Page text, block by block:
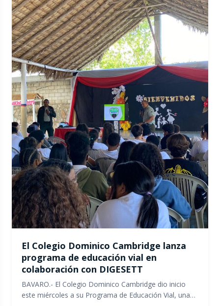
El Colegio Dominico Cambridge lanza
programa de educación vial en
colaboración con DIGESETT
BAVARO.- El Colegio Dominico Cambridge dio inicio
este miércoles a su Programa de Educación Vial, una…